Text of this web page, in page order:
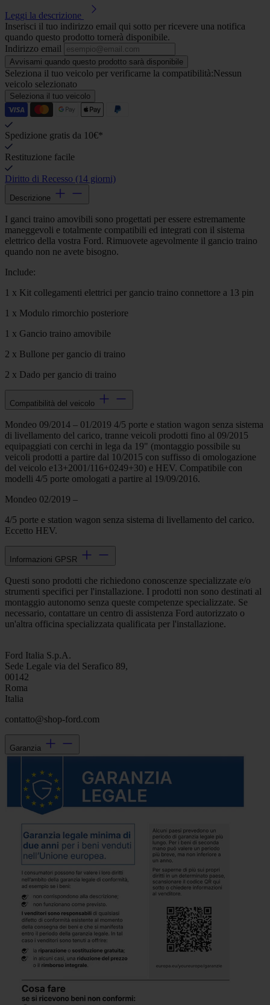
Leggi la descrizione
Inserisci il tuo indirizzo email qui sotto per ricevere una notifica
quando questo prodotto tornerà disponibile.
Indirizzo email
Avvisami quando questo prodotto sarà disponibile
Seleziona il tuo veicolo per verificarne la compatibilità:Nessun
veicolo selezionato
Seleziona il tuo veicolo
Spedizione gratis da 10€*
Restituzione facile
Diritto di Recesso (14 giorni)
Descrizione
I ganci traino amovibili sono progettati per essere estremamente
maneggevoli e totalmente compatibili ed integrati con il sistema
elettrico della vostra Ford. Rimuovete agevolmente il gancio traino
quando non ne avete bisogno.
Include:
1 x Kit collegamenti elettrici per gancio traino connettore a 13 pin
1 x Modulo rimorchio posteriore
1 x Gancio traino amovibile
2 x Bullone per gancio di traino
2 x Dado per gancio di traino
Compatibilità del veicolo
Mondeo 09/2014 – 01/2019 4/5 porte e station wagon senza sistema
di livellamento del carico, tranne veicoli prodotti fino al 09/2015
equipaggiati con cerchi in lega da 19" (montaggio possibile su
veicoli prodotti a partire dal 10/2015 con suffisso di omologazione
del veicolo e13+2001/116+0249+30) e HEV. Compatibile con
modelli 4/5 porte omologati a partire al 19/09/2016.
Mondeo 02/2019 –
4/5 porte e station wagon senza sistema di livellamento del carico.
Eccetto HEV.
Informazioni GPSR
Questi sono prodotti che richiedono conoscenze specializzate e/o
strumenti specifici per l'installazione. I prodotti non sono destinati al
montaggio autonomo senza queste competenze specializzate. Se
necessario, contattare un centro di assistenza Ford autorizzato o
un'altra officina specializzata qualificata per l'installazione.
Ford Italia S.p.A.
Sede Legale via del Serafico 89,
00142
Roma
Italia
contatto@shop-ford.com
Garanzia